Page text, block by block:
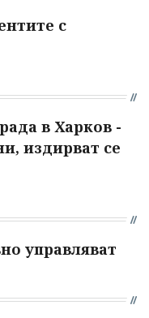
с
в Харков -
издирват се
управляват